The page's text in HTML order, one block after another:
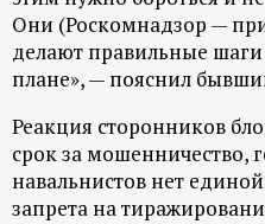
а
л
Они (Роскомнадзор —
делают правильные шаги
плане», — пояснил
Реакция сторонников
срок за мошенничество,
навальнистов нет
запрета на